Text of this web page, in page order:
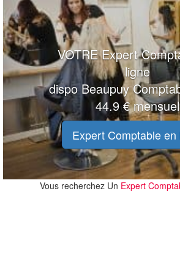
VOTRE Expert
ligne
dispo Beaupuy
44.9 € mensuel
Expert Comptable en
Vous recherchez Un Expert